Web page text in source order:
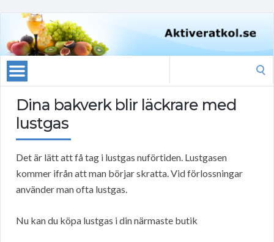
Dina bakverk blir läckrare med
lustgas
Det är lätt att få tag i lustgas nuförtiden. Lustgasen
kommer ifrån att man börjar skratta. Vid förlossningar
använder man ofta lustgas.
Nu kan du köpa lustgas i din närmaste butik